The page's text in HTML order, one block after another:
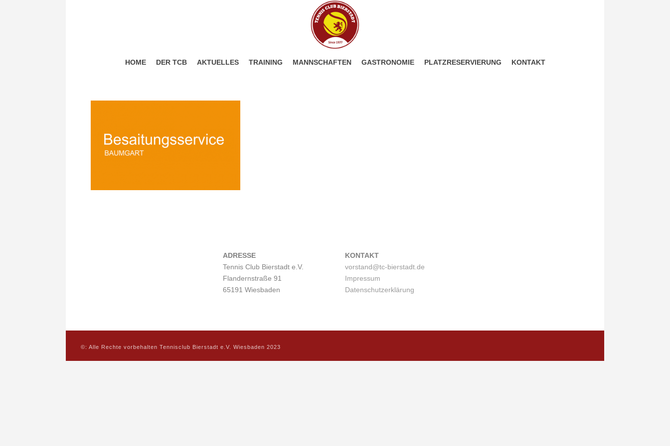
HOME DER TCB AKTUELLES TRAINING MANNSCHAFTEN GASTRONOMIE PLATZRESERVIERUNG KONTAKT
ADRESSE
Tennis Club Bierstadt e.V.
Flandernstraße 91
65191 Wiesbaden
KONTAKT
vorstand@tc-bierstadt.de
Impressum
Datenschutzerklärung
©: Alle Rechte vorbehalten Tennisclub Bierstadt e.V. Wiesbaden 2023